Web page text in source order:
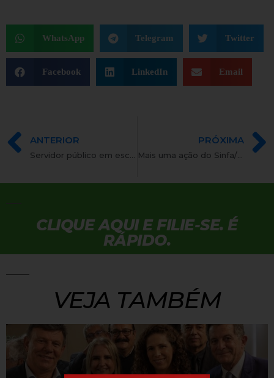
WhatsApp Telegram Twitter
Facebook LinkedIn Email
ANTERIOR
Servidor público em escala diferenciada:
PRÓXIMA
Mais uma ação do Sinfa/RJ
CLIQUE AQUI E FILIE-SE. É
RÁPIDO.
VEJA TAMBÉM